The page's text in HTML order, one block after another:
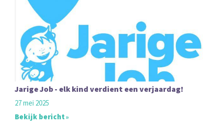
Jarige Job - elk kind verdient een verjaardag!
27 mei 2025
Bekijk bericht